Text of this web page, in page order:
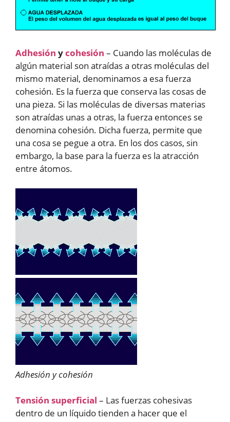
Adhesión ycohesión – Cuando las moléculas de
algún material son atraídas a otras moléculas del
mismo material, denominamos a esa fuerza
cohesión. Es la fuerza que conserva las cosas de
una pieza. Si las moléculas de diversas materias
son atraídas unas a otras, la fuerza entonces se
denomina cohesión. Dicha fuerza, permite que
una cosa se pegue a otra. En los dos casos, sin
embargo, la base para la fuerza es la atracción
entre átomos.
Adhesión y cohesión
Tensión superficial – Las fuerzas cohesivas
dentro de un líquido tienden a hacer que el